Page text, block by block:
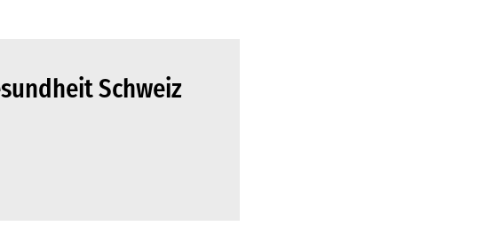
Schweiz